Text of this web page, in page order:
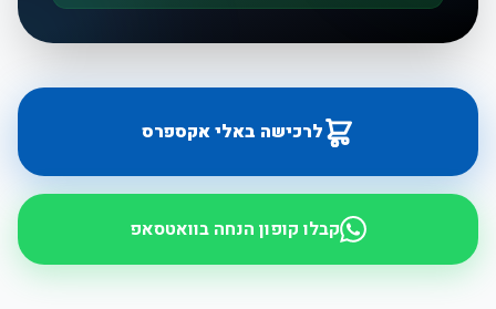
לרכישה באלי אקספרס
קבלו קופון הנחה בוואטסאפ